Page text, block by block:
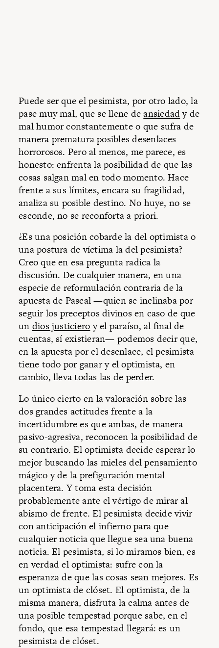
Puede ser que el pesimista, por otro lado, la
pase muy mal, que se llene deansiedady de
mal humor constantemente o que sufra de
manera prematura posibles desenlaces
horrorosos. Pero al menos, me parece, es
honesto: enfrenta la posibilidad de que las
cosas salgan mal en todo momento. Hace
frente a sus límites, encara su fragilidad,
analiza su posible destino. No huye, no se
esconde, no se reconforta a priori.
¿Es una posición cobarde la del optimista o
una postura de víctima la del pesimista?
Creo que en esa pregunta radica la
discusión. De cualquier manera, en una
especie de reformulación contraria de la
apuesta de Pascal —quien se inclinaba por
seguir los preceptos divinos en caso de que
un dios justicieroy el paraíso, al final de
cuentas, sí existieran— podemos decir que,
en la apuesta por el desenlace, el pesimista
tiene todo por ganar y el optimista, en
cambio, lleva todas las de perder.
Lo único cierto en la valoración sobre las
dos grandes actitudes frente a la
incertidumbre es que ambas, de manera
pasivo-agresiva, reconocen la posibilidad de
su contrario. El optimista decide esperar lo
mejor buscando las mieles del pensamiento
mágico y de la prefiguración mental
placentera. Y toma esta decisión
probablemente ante el vértigo de mirar al
abismo de frente. El pesimista decide vivir
con anticipación el infierno para que
cualquier noticia que llegue sea una buena
noticia. El pesimista, si lo miramos bien, es
en verdad el optimista: sufre con la
esperanza de que las cosas sean mejores. Es
un optimista de clóset. El optimista, de la
misma manera, disfruta la calma antes de
una posible tempestad porque sabe, en el
fondo, que esa tempestad llegará: es un
pesimista de clóset.